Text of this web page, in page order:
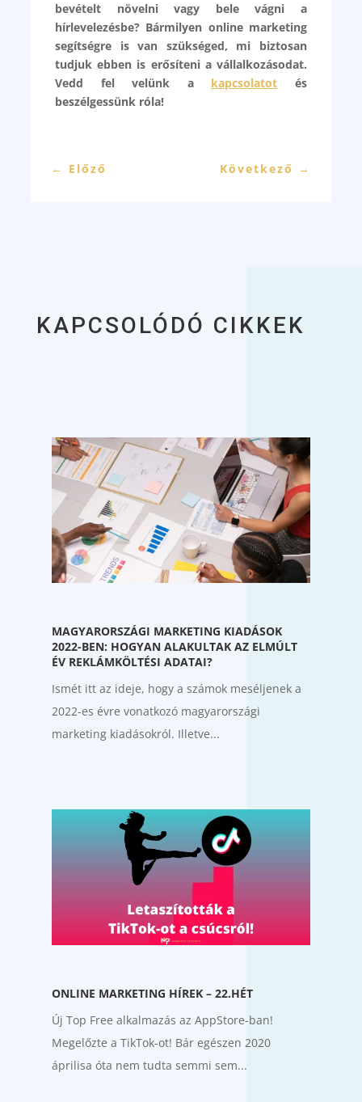
bevételt növelni vagy bele vágni a
hírlevelezésbe? Bármilyen online marketing
segítségre is van szükséged, mi biztosan
tudjuk ebben is erősíteni a vállalkozásodat.
Vedd fel velünk a kapcsolatot és
beszélgessünk róla!
← Előző Következő →
KAPCSOLÓDÓ CIKKEK
MAGYARORSZÁGI MARKETING KIADÁSOK
2022-BEN: HOGYAN ALAKULTAK AZ ELMÚLT
ÉV REKLÁMKÖLTÉSI ADATAI?
Ismét itt az ideje, hogy a számok meséljenek a
2022-es évre vonatkozó magyarországi
marketing kiadásokról. Illetve...
ONLINE MARKETING HÍREK – 22.HÉT
Új Top Free alkalmazás az AppStore-ban!
Megelőzte a TikTok-ot! Bár egészen 2020
áprilisa óta nem tudta semmi sem...